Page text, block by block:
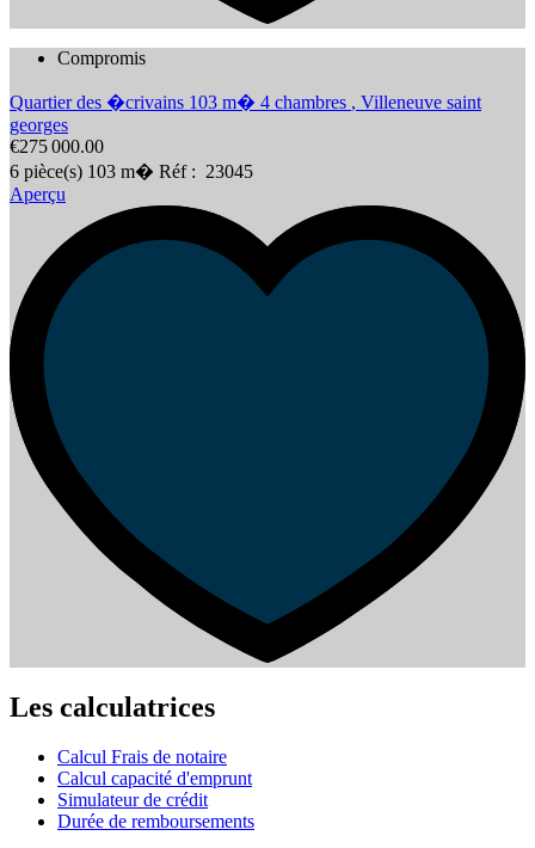
Compromis
Quartier des �crivains 103 m� 4 chambres , Villeneuve saint
georges
€275 000.00
6 pièce(s) 103 m� Réf : 23045
Aperçu
Les calculatrices
Calcul Frais de notaire
Calcul capacité d'emprunt
Simulateur de crédit
Durée de remboursements